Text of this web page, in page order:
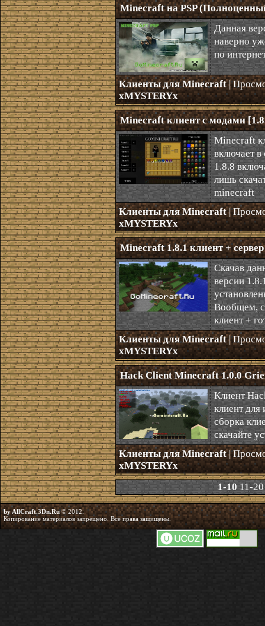
Minecraft на PSP
Данная
наверно
по
Клиенты для Minecraft|
xMYSTERYx
Minecraft клиент с модами
Minecraft
включает в
1.8.8
лишь
minecraft
Клиенты для Minecraft|
xMYSTERYx
Minecraft 1.8.1 клиент +
Скачав
версии
Вообщем,
клиент +
Клиенты для Minecraft|
xMYSTERYx
Hack Client Minecraft 1.0.0
Клиент
клиент
сборка
скачайте
Клиенты для Minecraft|
xMYSTERYx
1-10 11-20
by AllCraft.3Dn.Ru© 2012.
Копирование материалов запрещено. Все права защищены.